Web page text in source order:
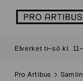
logo
Elverket ti–sö kl.
Pro Artibus